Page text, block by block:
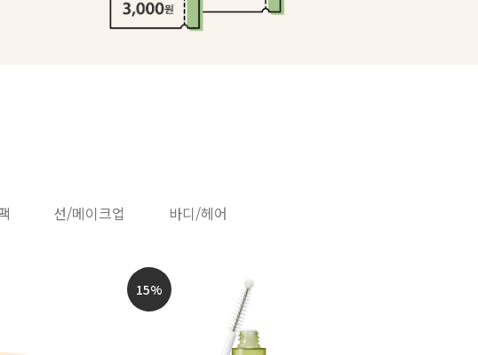
선/메이크업 바디/헤어
15%